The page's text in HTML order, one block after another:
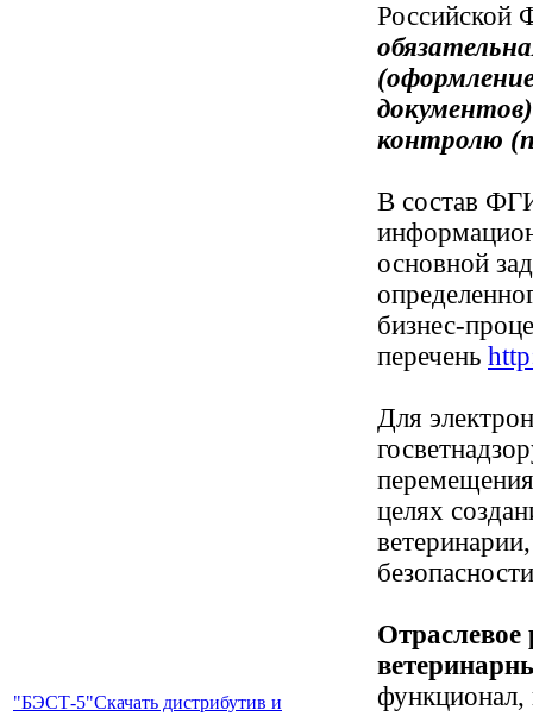
"БЭСТ-5"Скачать дистрибутив и
Российской
контролю
В состав
основной
бизнес-
перечень
Для
целях
функционал,